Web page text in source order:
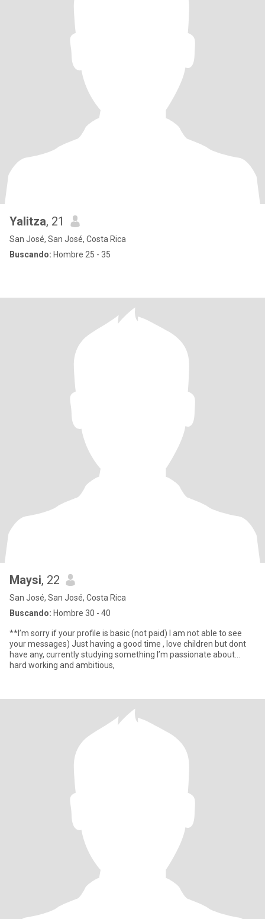
Yalitza, 21
San José, San José, Costa Rica
Buscando: Hombre 25 - 35
Maysi, 22
San José, San José, Costa Rica
Buscando: Hombre 30 - 40
**I’m sorry if your profile is basic (not paid) I am not able to see
your messages) Just having a good time , love children but dont
have any, currently studying something I’m passionate about…
hard working and ambitious,